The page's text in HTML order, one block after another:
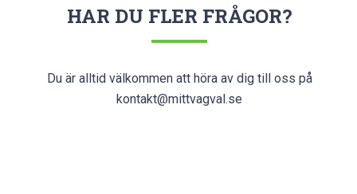
HAR DU FLER FRÅGOR?
Du är alltid välkommen att höra av dig till oss på
kontakt@mittvagval.se